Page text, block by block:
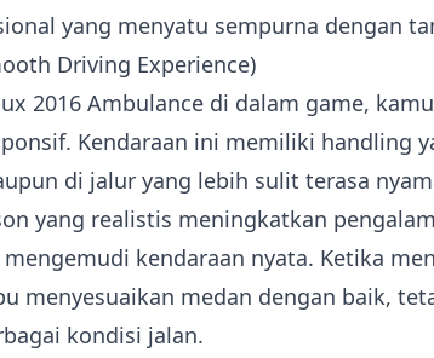
yang menyatu sempurna dengan
Driving Experience)
2016 Ambulance di dalam game,
Kendaraan ini memiliki handling
di jalur yang lebih sulit terasa
yang realistis meningkatkan
kendaraan nyata. Ketika
menyesuaikan medan dengan baik,
kondisi jalan.